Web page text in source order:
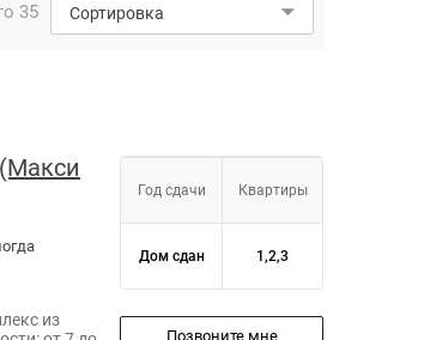
35 Сортировка
из
Год сдачи Квартиры
Дом сдан 1,2,3
Позвоните мне